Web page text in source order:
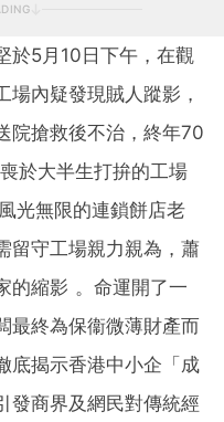
於5月10日下午，在觀
內疑發現賊人蹤影，
院搶救後不治，終年70
於大半生打拚的工場
光無限的連鎖餅店老
留守工場親力親為，蕭
的縮影 。命運開了一
最終為保衞微薄財產而
底揭示香港中小企「成
發商界及網民對傳統經